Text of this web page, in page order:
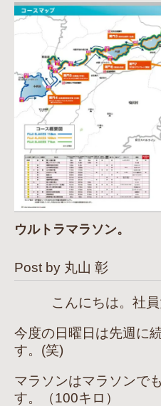
ウルトラマラソン。
Post by 丸山 彰
こんにちは。社
今度の日曜日は先週に
す。(笑)
マラソンはマラソンで
す。（100キロ）